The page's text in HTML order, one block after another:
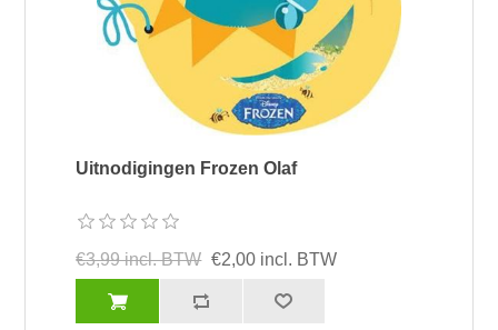
Uitnodigingen Frozen Olaf
€3,99 incl. BTW €2,00 incl. BTW